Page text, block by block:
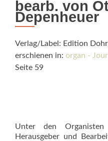
bearb. von
Depenheuer
Verlag/Label: Edition
erschienen in: organ -
Seite 59
Unter den
Herausgeber und